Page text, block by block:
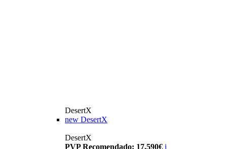
DesertX
new DesertX
DesertX
PVP Recomendado: 17.590€ i